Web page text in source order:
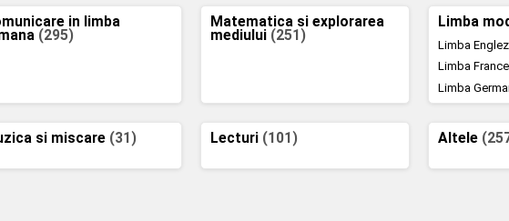
in limba
(295)
Matematica si explorarea
mediului (251)
Limba
Limba
Limba
Limba
si miscare (31) Lecturi (101) Altele